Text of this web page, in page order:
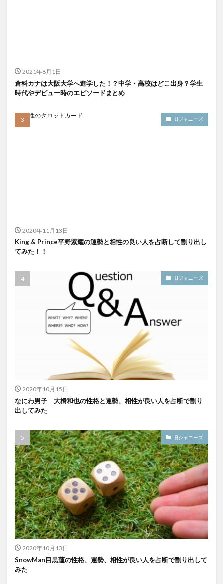
2021年8月1日
倉科カナは大阪大学へ進学した！？中学・高校はどこ出身？学生
時代やデビュー時のエピソードまとめ
旧ジャニーズ
2020年11月13日
King & Prince平野紫耀の運勢と相性の良い人を占断して割り出し
てみた！！
旧ジャニーズ
2020年10月15日
なにわ男子 大橋和也の性格と運勢、相性が良い人を占断で割り
出してみた
旧ジャニーズ
2020年10月13日
SnowMan目黒蓮の性格、運勢、相性が良い人を占断で割り出して
みた